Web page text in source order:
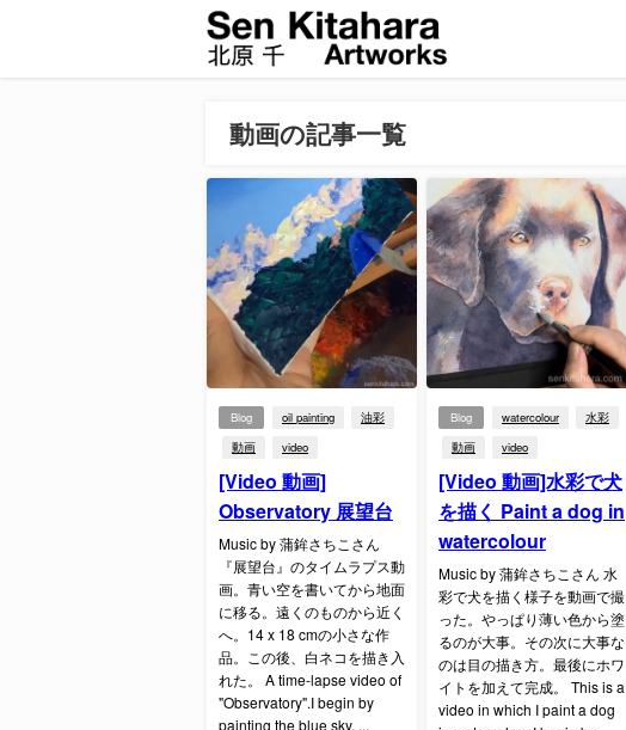
動画の記事一覧
Blog oil painting
油彩
動画
video
[Video 動画]
Observatory 展望台
Music by 蒲鉾さちこさん
『展望台』のタイムラプス動
画。青い空を書いてから地面
に移る。遠くのものから近く
へ。14 x 18 cmの小さな作
品。この後、白ネコを描き入
れた。 A time-lapse video of
"Observatory".I begin by
painting the blue sky, ...
Blog watercolour
水彩
動画
video
[Video 動画]水彩で犬
を描く Paint a dog in
watercolour
Music by 蒲鉾さちこさん 水
彩で犬を描く様子を動画で撮
った。やっぱり薄い色から塗
るのが大事。その次に大事な
のは目の描き方。最後にホワ
イトを加えて完成。 This is a
video in which I paint a dog